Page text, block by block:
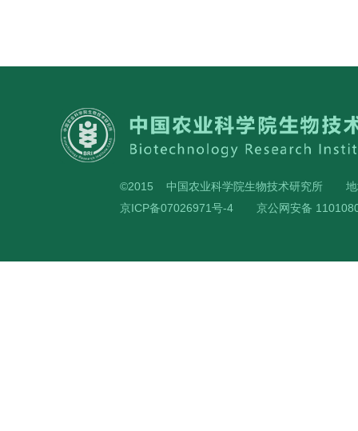
©2015 中国农业科学院生物技术研究所
京ICP备07026971号-4
京公网安备